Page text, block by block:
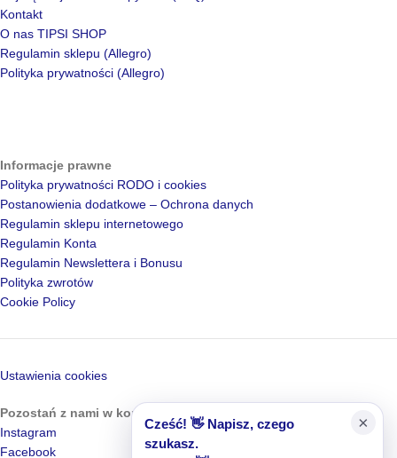
Kontakt
O nas TIPSI SHOP
Regulamin sklepu (Allegro)
Polityka prywatności (Allegro)
Informacje prawne
Polityka prywatności RODO i cookies
Postanowienia dodatkowe – Ochrona danych
Regulamin sklepu internetowego
Regulamin Konta
Regulamin Newslettera i Bonusu
Polityka zwrotów
Cookie Policy
Ustawienia cookies
Pozostań z nami w kontakcie
Instagram
Facebook
Cześć! 👋 Napisz, czego
szukasz.
×